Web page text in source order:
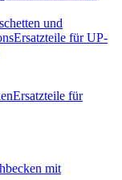
und
Ersatzteile für UP-
Ersatzteile für
mit